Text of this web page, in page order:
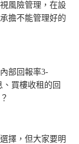
風險管理，在設
擔不能管理好的
部回報率3-
買樓收租的回
擇，但大家要明